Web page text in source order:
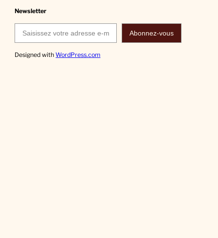
Newsletter
Saisissez votre adresse e-mail…
Abonnez-vous
Designed withWordPress.com